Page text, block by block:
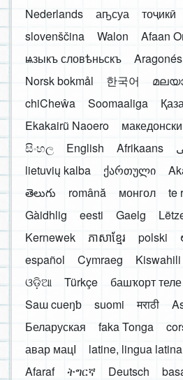
Nederlands
аҧсуа тоҷикӣ
slovenščina
Walon Afaan
ѩзыкъ словѣньскъ
Aragonés
Norsk bokmål
한국어
chiCheŵa
Soomaaliga
Ekakairũ Naoero
македонски
සිංහල
English Afrikaans
lietuvių kalba
ქართული
తెలుగు
română монгол te
Gàidhlig
eesti Gaelg
Kernewek
ភាសាខ្មែរ polski
español
Cymraeg Kiswahili
ଓଡ଼ିଆ
Türkçe башҡорт теле
Saɯ cueŋƅ
suomi मराठी
Беларуская
faka Tonga
авар мацӀ
latine, lingua latina
Afaraf
ትግርኛ Deutsch